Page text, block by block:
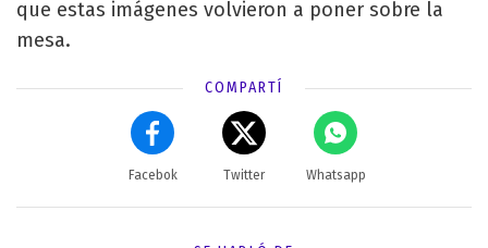
que estas imágenes volvieron a poner sobre la
mesa.
COMPARTÍ
Facebok Twitter Whatsapp